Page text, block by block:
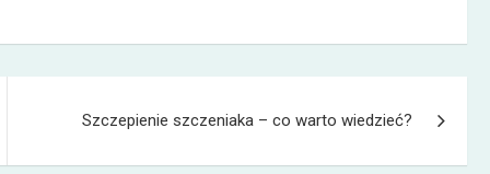
Szczepienie szczeniaka – co warto wiedzieć?